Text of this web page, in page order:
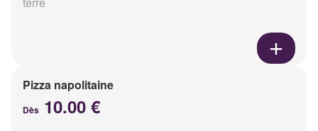
Pizza napolitaine
Dès 10.00 €